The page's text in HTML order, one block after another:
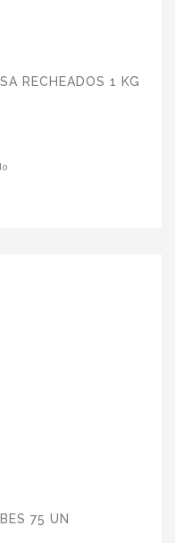
RECHEADOS 1 KG
75 UN